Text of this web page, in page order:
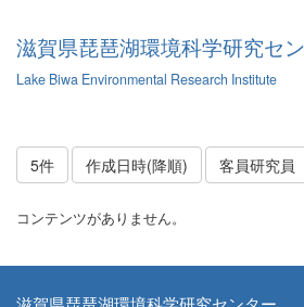
滋賀県琵琶湖環境科学研究セ
Lake Biwa Environmental Research Institute
5件 作成日時(降順) 客員研究員
コンテンツがありません。